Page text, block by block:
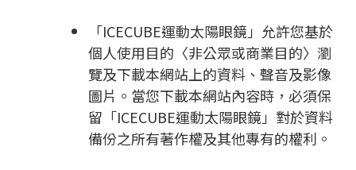
「ICECUBE運動太陽眼鏡」允許您基於
個人使用目的〈非公眾或商業目的〉瀏
覽及下載本網站上的資料、聲音及影像
圖片。當您下載本網站內容時，必須保
留「ICECUBE運動太陽眼鏡」對於資料
備份之所有著作權及其他專有的權利。